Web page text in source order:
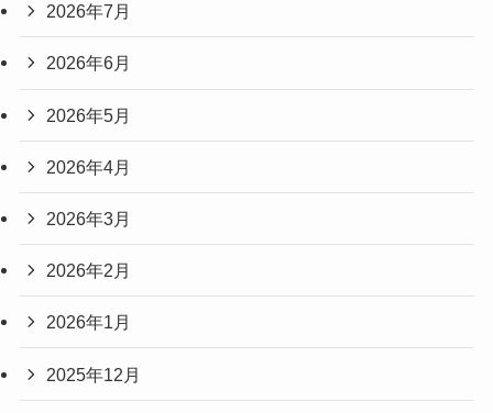
2026年7月
2026年6月
2026年5月
2026年4月
2026年3月
2026年2月
2026年1月
2025年12月